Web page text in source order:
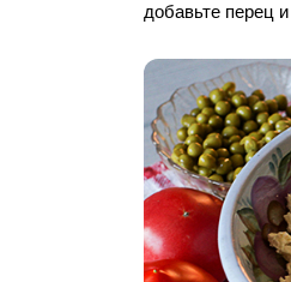
добавьте перец